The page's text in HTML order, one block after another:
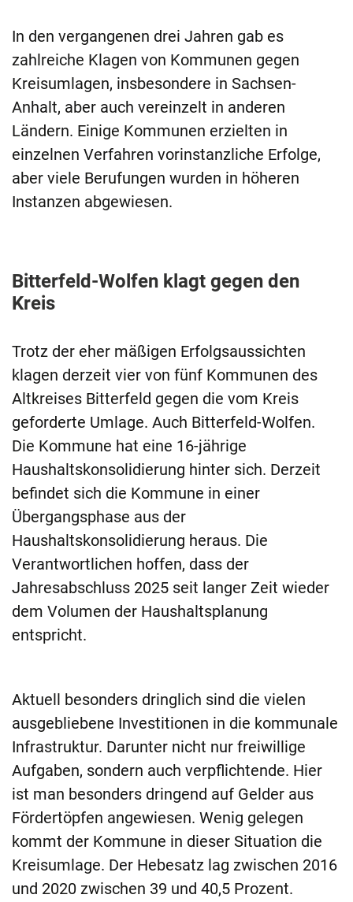
In den vergangenen drei Jahren gab es
zahlreiche Klagen von Kommunen gegen
Kreisumlagen, insbesondere in Sachsen-
Anhalt, aber auch vereinzelt in anderen
Ländern. Einige Kommunen erzielten in
einzelnen Verfahren vorinstanzliche Erfolge,
aber viele Berufungen wurden in höheren
Instanzen abgewiesen.
Bitterfeld-Wolfen klagt gegen den
Kreis
Trotz der eher mäßigen Erfolgsaussichten
klagen derzeit vier von fünf Kommunen des
Altkreises Bitterfeld gegen die vom Kreis
geforderte Umlage. Auch Bitterfeld-Wolfen.
Die Kommune hat eine 16-jährige
Haushaltskonsolidierung hinter sich. Derzeit
befindet sich die Kommune in einer
Übergangsphase aus der
Haushaltskonsolidierung heraus. Die
Verantwortlichen hoffen, dass der
Jahresabschluss 2025 seit langer Zeit wieder
dem Volumen der Haushaltsplanung
entspricht.
Aktuell besonders dringlich sind die vielen
ausgebliebene Investitionen in die kommunale
Infrastruktur. Darunter nicht nur freiwillige
Aufgaben, sondern auch verpflichtende. Hier
ist man besonders dringend auf Gelder aus
Fördertöpfen angewiesen. Wenig gelegen
kommt der Kommune in dieser Situation die
Kreisumlage. Der Hebesatz lag zwischen 2016
und 2020 zwischen 39 und 40,5 Prozent.